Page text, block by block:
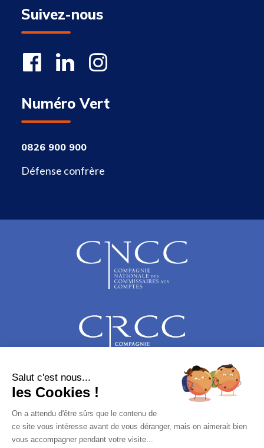
Suivez-nous
Numéro Vert
0826 900 900
Défense confrère
Salut c'est nous...
les Cookies !
On a attendu d'être sûrs que le contenu de
ce site vous intéresse avant de vous déranger, mais on aimerait bien
vous accompagner pendant votre visite...